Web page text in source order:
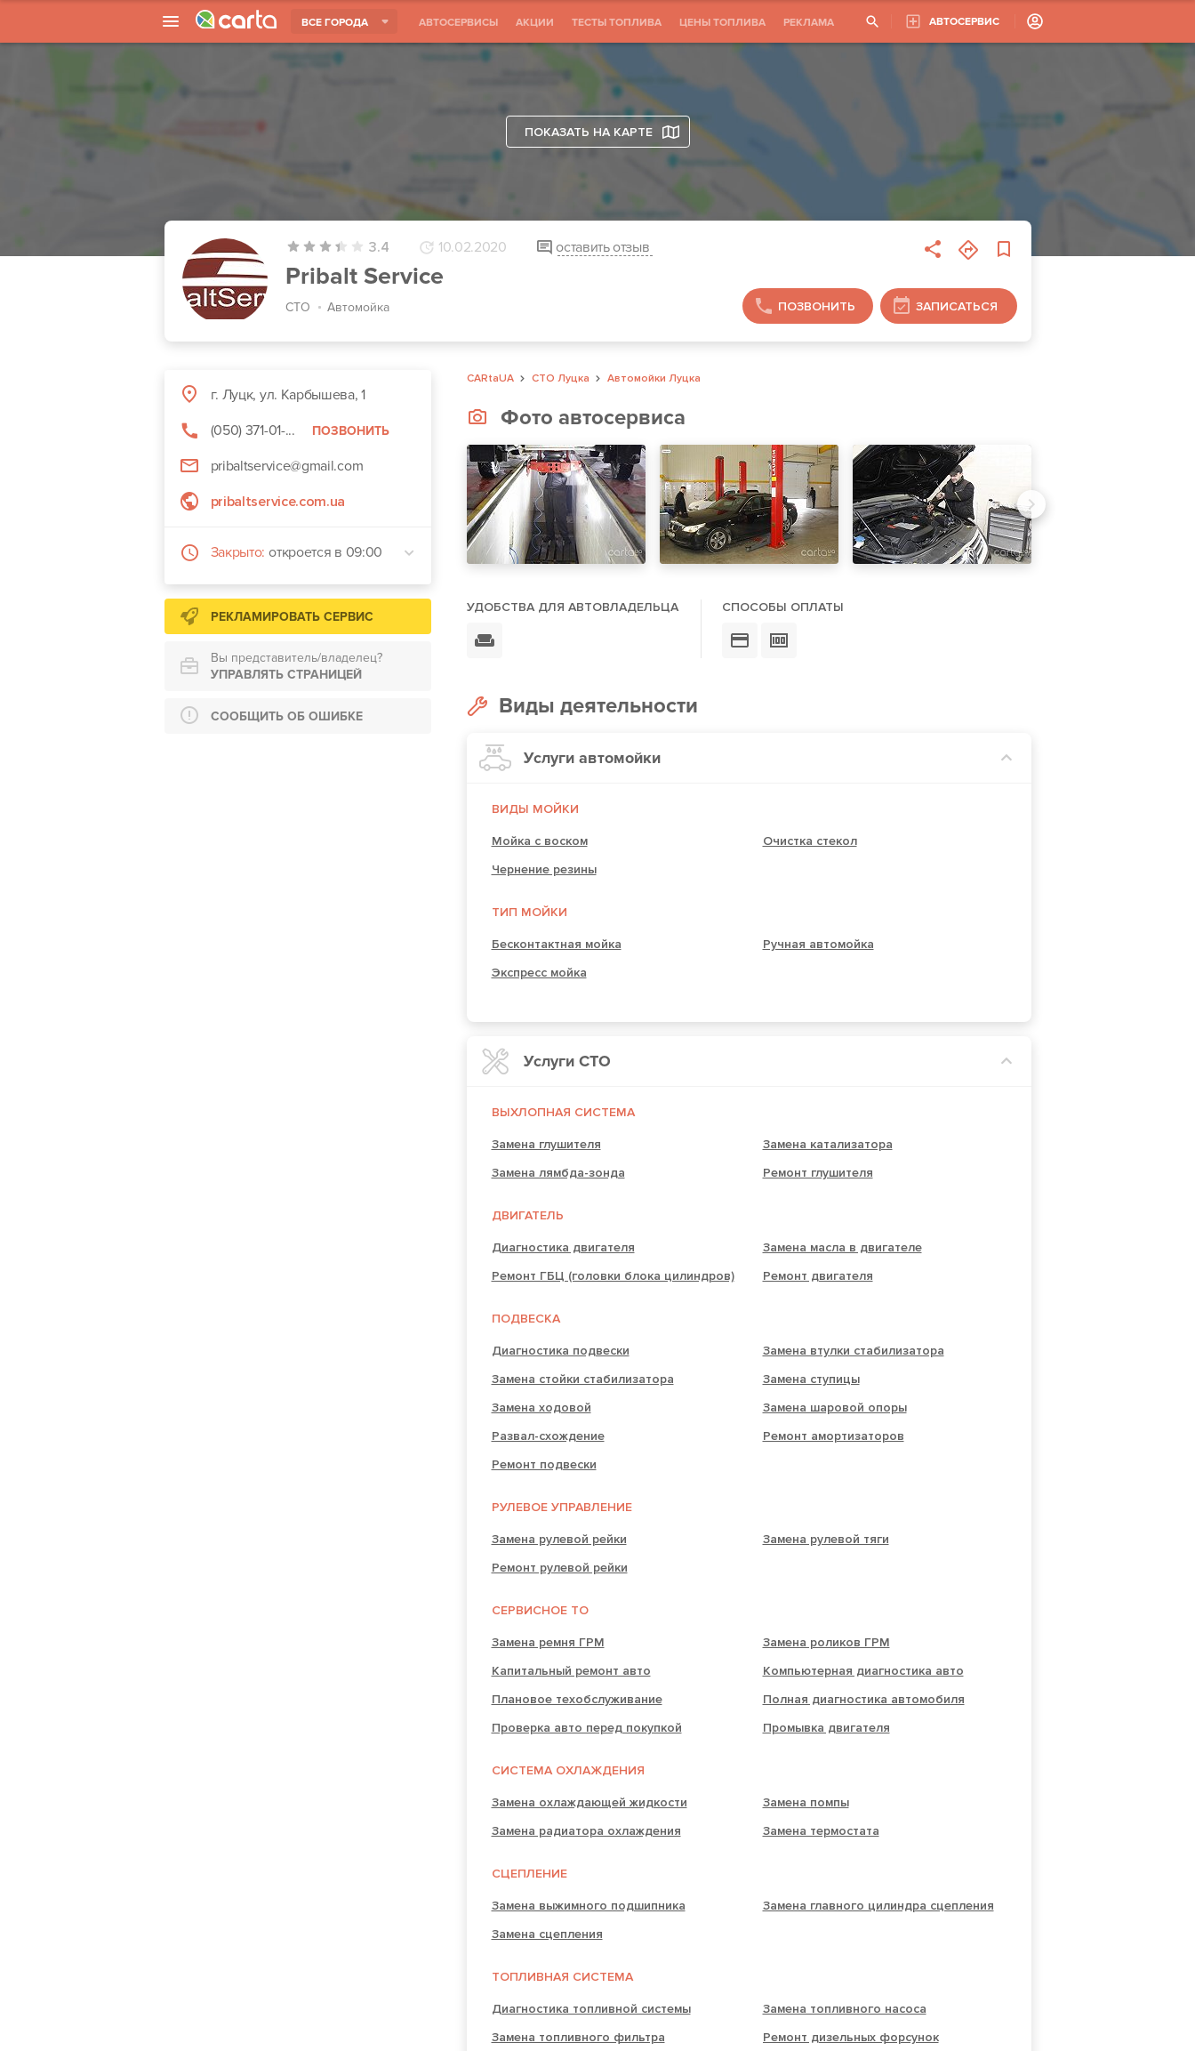
ВСЕ ГОРОДА АВТОСЕРВИСЫ АКЦИИ ТЕСТЫ ТОПЛИВА ЦЕНЫ ТОПЛИВА РЕКЛАМА АВТОСЕРВИС
ПОКАЗАТЬ НА КАРТЕ
3.4 10.02.2020 оставить отзыв
Pribalt Service
СТО Автомойка ПОЗВОНИТЬ ЗАПИСАТЬСЯ
г. Луцк, ул. Карбышева, 1
(050) 371-01-...
ПОЗВОНИТЬ
pribaltservice@gmail.com
pribaltservice.com.ua
Закрыто: откроется в 09:00
РЕКЛАМИРОВАТЬ СЕРВИС
Вы представитель/владелец?
УПРАВЛЯТЬ СТРАНИЦЕЙ
СООБЩИТЬ ОБ ОШИБКЕ
CARtaUA СТО Луцка Автомойки Луцка
Фото автосервиса
УДОБСТВА ДЛЯ АВТОВЛАДЕЛЬЦА СПОСОБЫ ОПЛАТЫ
Виды деятельности
Услуги автомойки
ВИДЫ МОЙКИ
Мойка с воском
Очистка стекол
Чернение резины
ТИП МОЙКИ
Бесконтактная мойка
Ручная автомойка
Экспресс мойка
Услуги СТО
ВЫХЛОПНАЯ СИСТЕМА
Замена глушителя
Замена катализатора
Замена лямбда-зонда
Ремонт глушителя
ДВИГАТЕЛЬ
Диагностика двигателя
Замена масла в двигателе
Ремонт ГБЦ (головки блока цилиндров)
Ремонт двигателя
ПОДВЕСКА
Диагностика подвески
Замена втулки стабилизатора
Замена стойки стабилизатора
Замена ступицы
Замена ходовой
Замена шаровой опоры
Развал-схождение
Ремонт амортизаторов
Ремонт подвески
РУЛЕВОЕ УПРАВЛЕНИЕ
Замена рулевой рейки
Замена рулевой тяги
Ремонт рулевой рейки
СЕРВИСНОЕ ТО
Замена ремня ГРМ
Замена роликов ГРМ
Капитальный ремонт авто
Компьютерная диагностика авто
Плановое техобслуживание
Полная диагностика автомобиля
Проверка авто перед покупкой
Промывка двигателя
СИСТЕМА ОХЛАЖДЕНИЯ
Замена охлаждающей жидкости
Замена помпы
Замена радиатора охлаждения
Замена термостата
СЦЕПЛЕНИЕ
Замена выжимного подшипника
Замена главного цилиндра сцепления
Замена сцепления
ТОПЛИВНАЯ СИСТЕМА
Диагностика топливной системы
Замена топливного насоса
Замена топливного фильтра
Ремонт дизельных форсунок